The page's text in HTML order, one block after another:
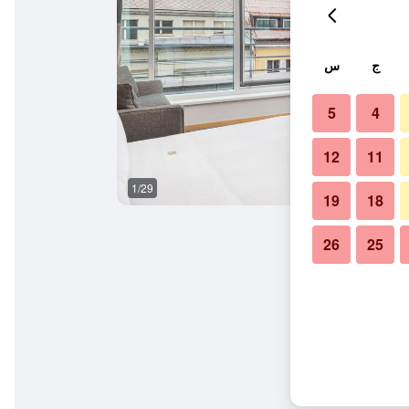
1/29
ج س
4
5
11
12
18
19
25
26